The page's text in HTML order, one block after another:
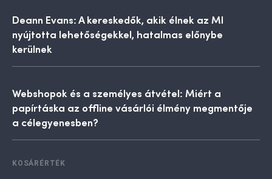
Deann Evans: A kereskedők, akik élnek az MI
nyújtotta lehetőségekkel, hatalmas előnybe
kerülnek
Webshopok és a személyes átvétel: Miért a
papírtáska az offline vásárlói élmény megmentője
a célegyenesben?
KOSÁRÉRTÉK